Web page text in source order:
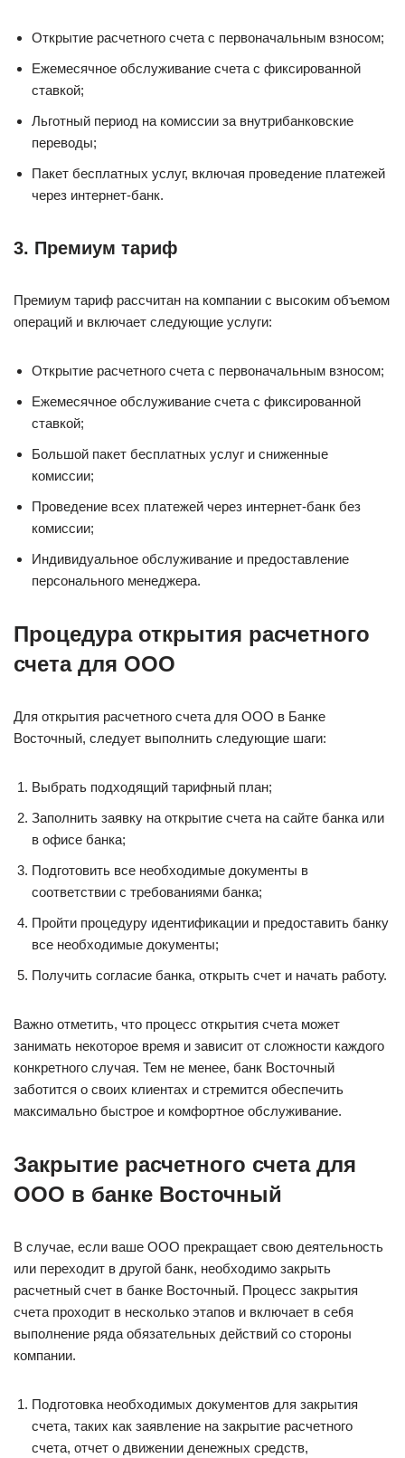
Открытие расчетного счета с первоначальным взносом;
Ежемесячное обслуживание счета с фиксированной
ставкой;
Льготный период на комиссии за внутрибанковские
переводы;
Пакет бесплатных услуг, включая проведение платежей
через интернет-банк.
3. Премиум тариф
Премиум тариф рассчитан на компании с высоким объемом
операций и включает следующие услуги:
Открытие расчетного счета с первоначальным взносом;
Ежемесячное обслуживание счета с фиксированной
ставкой;
Большой пакет бесплатных услуг и сниженные
комиссии;
Проведение всех платежей через интернет-банк без
комиссии;
Индивидуальное обслуживание и предоставление
персонального менеджера.
Процедура открытия расчетного
счета для ООО
Для открытия расчетного счета для ООО в Банке
Восточный, следует выполнить следующие шаги:
Выбрать подходящий тарифный план;
Заполнить заявку на открытие счета на сайте банка или
в офисе банка;
Подготовить все необходимые документы в
соответствии с требованиями банка;
Пройти процедуру идентификации и предоставить банку
все необходимые документы;
Получить согласие банка, открыть счет и начать работу.
Важно отметить, что процесс открытия счета может
занимать некоторое время и зависит от сложности каждого
конкретного случая. Тем не менее, банк Восточный
заботится о своих клиентах и стремится обеспечить
максимально быстрое и комфортное обслуживание.
Закрытие расчетного счета для
ООО в банке Восточный
В случае, если ваше ООО прекращает свою деятельность
или переходит в другой банк, необходимо закрыть
расчетный счет в банке Восточный. Процесс закрытия
счета проходит в несколько этапов и включает в себя
выполнение ряда обязательных действий со стороны
компании.
Подготовка необходимых документов для закрытия
счета, таких как заявление на закрытие расчетного
счета, отчет о движении денежных средств,